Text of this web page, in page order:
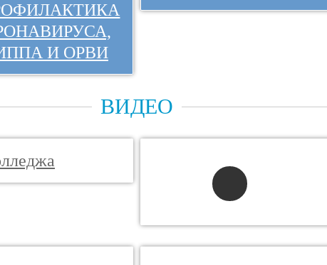
И ОРВИ
ВИДЕО